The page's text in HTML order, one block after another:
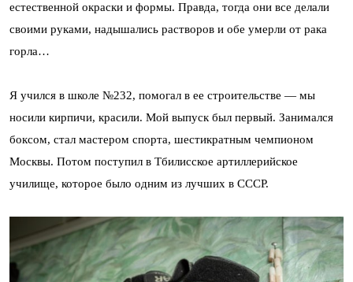
естественной окраски и формы. Правда, тогда они все делали
своими руками, надышались растворов и обе умерли от рака
горла…
Я учился в школе №232, помогал в ее строительстве — мы
носили кирпичи, красили. Мой выпуск был первый. Занимался
боксом, стал мастером спорта, шестикратным чемпионом
Москвы. Потом поступил в Тбилисское артиллерийское
училище, которое было одним из лучших в СССР.